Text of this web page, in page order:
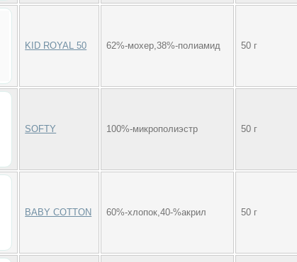
KID ROYAL 50 62%-мохер,38%-полиамид 50 г
SOFTY 100%-микрополиэстр 50 г
BABY COTTON 60%-хлопок,40-%акрил 50 г